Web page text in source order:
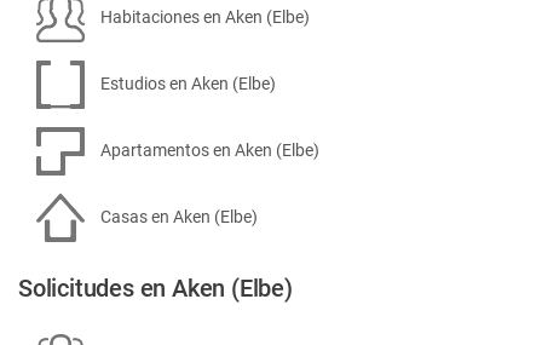
Habitaciones en Aken (Elbe)
Estudios en Aken (Elbe)
Apartamentos en Aken (Elbe)
Casas en Aken (Elbe)
Solicitudes en Aken (Elbe)